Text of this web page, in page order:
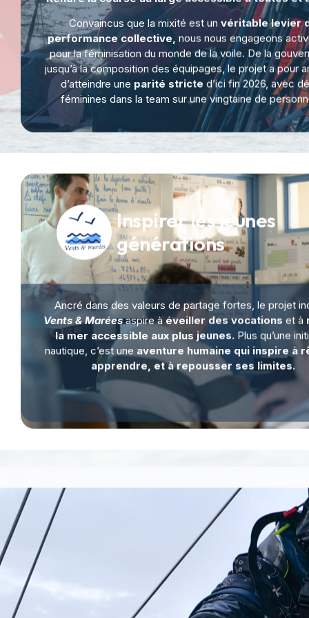
Convaincus que la mixité est un véritable levier
performance collective, nous nous engageons
pour la féminisation du monde de la voile. De la
jusqu’à la composition des équipages, le projet a pour
d’atteindre une parité stricte d’ici fin 2026, avec
féminines dans la team sur une vingtaine de
Inspirer les jeunes
générations
Ancré dans des valeurs de partage fortes, le projet
Vents & Marées aspire àéveiller des vocations et à
la mer accessible aux plus jeunes. Plus qu’une
nautique, c’est uneaventure humaine qui inspire à
apprendre, et à repousser ses limites.